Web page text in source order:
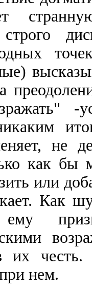
никаким
не
как бы
или
Как
их
нем.